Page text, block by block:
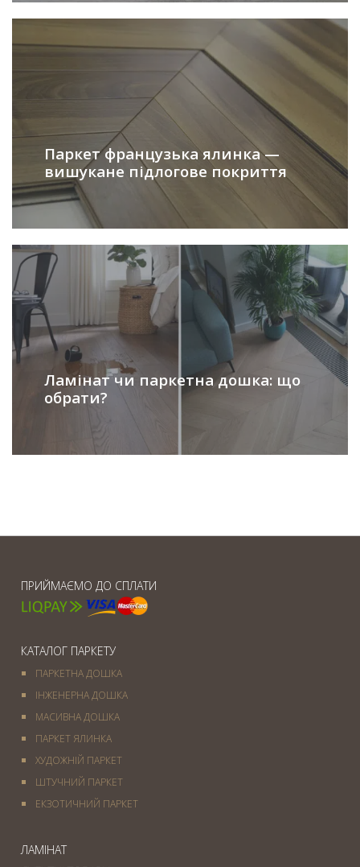
Паркет французька ялинка —
вишукане підлогове покриття
Ламінат чи паркетна дошка: що
обрати?
ПРИЙМАЄМО ДО СПЛАТИ
КАТАЛОГ ПАРКЕТУ
ПАРКЕТНА ДОШКА
ІНЖЕНЕРНА ДОШКА
МАСИВНА ДОШКА
ПАРКЕТ ЯЛИНКА
ХУДОЖНІЙ ПАРКЕТ
ШТУЧНИЙ ПАРКЕТ
ЕКЗОТИЧНИЙ ПАРКЕТ
ЛАМІНАТ